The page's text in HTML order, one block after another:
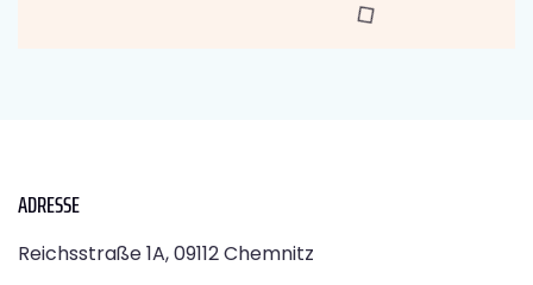
ADRESSE
Reichsstraße 1A, 09112 Chemnitz